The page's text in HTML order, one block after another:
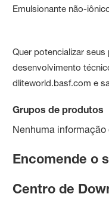
Emulsionante não-
Quer potencializar
desenvolvimento
dliteworld.basf.com e
Grupos de produtos
Nenhuma informação
Encomende o
Centro de